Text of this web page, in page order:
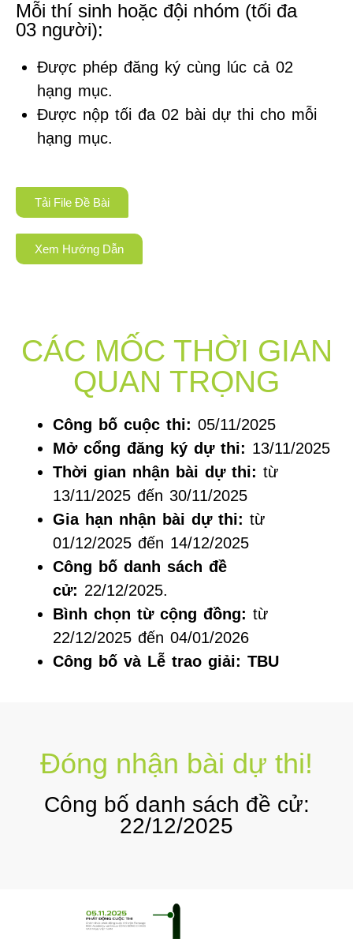
Mỗi thí sinh hoặc đội nhóm (tối đa
03 người):
Được phép đăng ký cùng lúc cả 02
hạng mục.
Được nộp tối đa 02 bài dự thi cho mỗi
hạng mục.
Tải File Đề Bài
Xem Hướng Dẫn
CÁC MỐC THỜI GIAN
QUAN TRỌNG
Công bố cuộc thi: 05/11/2025
Mở cổng đăng ký dự thi: 13/11/2025
Thời gian nhận bài dự thi: từ
13/11/2025 đến 30/11/2025
Gia hạn nhận bài dự thi: từ
01/12/2025 đến 14/12/2025
Công bố danh sách đề
cử: 22/12/2025.
Bình chọn từ cộng đồng: từ
22/12/2025 đến 04/01/2026
Công bố và Lễ trao giải: TBU
Đóng nhận bài dự thi!
Công bố danh sách đề cử:
22/12/2025